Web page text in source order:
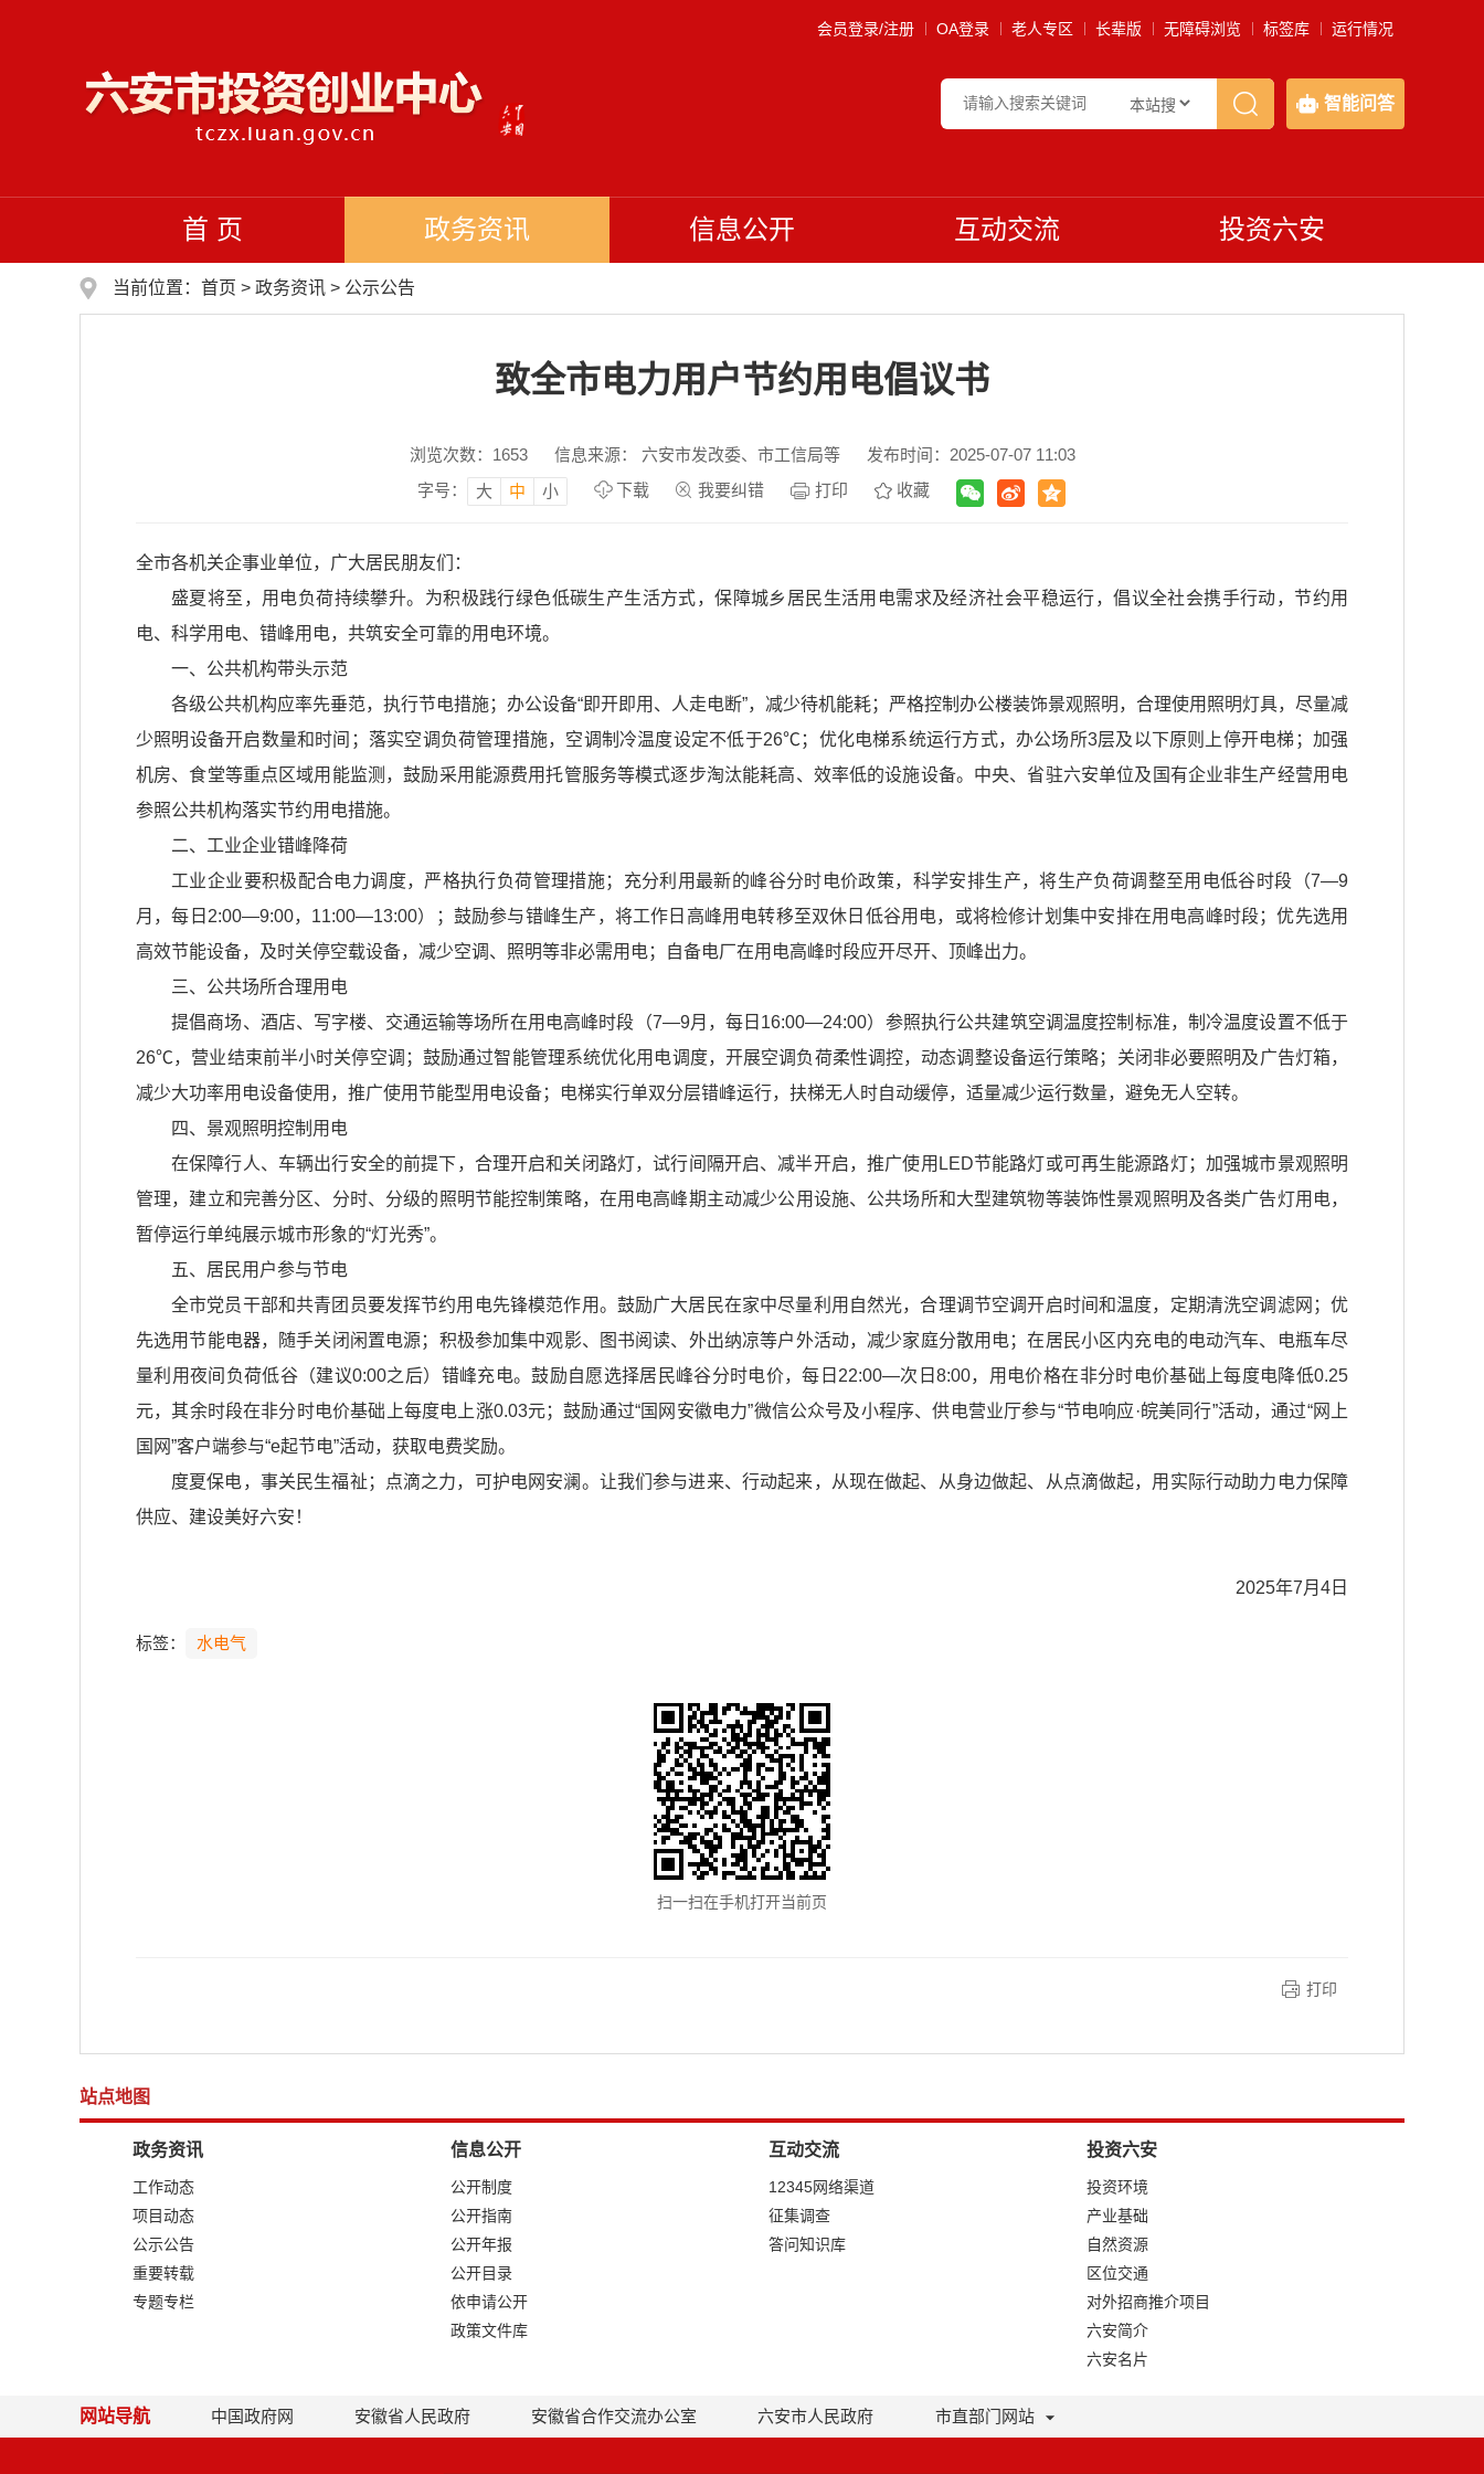
会员登录/注册 OA登录 老人专区 长辈版 无障碍浏览 标签库 运行情况
智能问答
首 页 政务资讯 信息公开 互动交流 投资六安
当前位置： 首页 > 政务资讯 > 公示公告
致全市电力用户节约用电倡议书
浏览次数： 1653 信息来源： 六安市发改委、市工信局等
发布时间：2025-07-07 11:03
字号：
大 中 小 下载 我要纠错 打印 收藏
全市各机关企事业单位，广大居民朋友们：
盛夏将至，用电负荷持续攀升。为积极践行绿色低碳生产生活方式，保障城乡居民生活用电需求及经济社会平稳运行，倡议全社会携手行动，节约用
电、科学用电、错峰用电，共筑安全可靠的用电环境。
一、公共机构带头示范
各级公共机构应率先垂范，执行节电措施；办公设备“即开即用、人走电断”，减少待机能耗；严格控制办公楼装饰景观照明，合理使用照明灯具，尽量减
少照明设备开启数量和时间；落实空调负荷管理措施，空调制冷温度设定不低于26℃；优化电梯系统运行方式，办公场所3层及以下原则上停开电梯；加强
机房、食堂等重点区域用能监测，鼓励采用能源费用托管服务等模式逐步淘汰能耗高、效率低的设施设备。中央、省驻六安单位及国有企业非生产经营用电
参照公共机构落实节约用电措施。
二、工业企业错峰降荷
工业企业要积极配合电力调度，严格执行负荷管理措施；充分利用最新的峰谷分时电价政策，科学安排生产，将生产负荷调整至用电低谷时段（7—9
月，每日2:00—9:00，11:00—13:00）；鼓励参与错峰生产，将工作日高峰用电转移至双休日低谷用电，或将检修计划集中安排在用电高峰时段；优先选用
高效节能设备，及时关停空载设备，减少空调、照明等非必需用电；自备电厂在用电高峰时段应开尽开、顶峰出力。
三、公共场所合理用电
提倡商场、酒店、写字楼、交通运输等场所在用电高峰时段（7—9月，每日16:00—24:00）参照执行公共建筑空调温度控制标准，制冷温度设置不低于
26℃，营业结束前半小时关停空调；鼓励通过智能管理系统优化用电调度，开展空调负荷柔性调控，动态调整设备运行策略；关闭非必要照明及广告灯箱，
减少大功率用电设备使用，推广使用节能型用电设备；电梯实行单双分层错峰运行，扶梯无人时自动缓停，适量减少运行数量，避免无人空转。
四、景观照明控制用电
在保障行人、车辆出行安全的前提下，合理开启和关闭路灯，试行间隔开启、减半开启，推广使用LED节能路灯或可再生能源路灯；加强城市景观照明
管理，建立和完善分区、分时、分级的照明节能控制策略，在用电高峰期主动减少公用设施、公共场所和大型建筑物等装饰性景观照明及各类广告灯用电，
暂停运行单纯展示城市形象的“灯光秀”。
五、居民用户参与节电
全市党员干部和共青团员要发挥节约用电先锋模范作用。鼓励广大居民在家中尽量利用自然光，合理调节空调开启时间和温度，定期清洗空调滤网；优
先选用节能电器，随手关闭闲置电源；积极参加集中观影、图书阅读、外出纳凉等户外活动，减少家庭分散用电；在居民小区内充电的电动汽车、电瓶车尽
量利用夜间负荷低谷（建议0:00之后）错峰充电。鼓励自愿选择居民峰谷分时电价，每日22:00—次日8:00，用电价格在非分时电价基础上每度电降低0.25
元，其余时段在非分时电价基础上每度电上涨0.03元；鼓励通过“国网安徽电力”微信公众号及小程序、供电营业厅参与“节电响应·皖美同行”活动，通过“网上
国网”客户端参与“e起节电”活动，获取电费奖励。
度夏保电，事关民生福祉；点滴之力，可护电网安澜。让我们参与进来、行动起来，从现在做起、从身边做起、从点滴做起，用实际行动助力电力保障
供应、建设美好六安！
2025年7月4日
标签： 水电气
扫一扫在手机打开当前页
打印
站点地图
政务资讯
工作动态
项目动态
公示公告
重要转载
专题专栏
信息公开
公开制度
公开指南
公开年报
公开目录
依申请公开
政策文件库
互动交流
12345网络渠道
征集调查
答问知识库
投资六安
投资环境
产业基础
自然资源
区位交通
对外招商推介项目
六安简介
六安名片
网站导航 中国政府网 安徽省人民政府 安徽省合作交流办公室 六安市人民政府 市直部门网站